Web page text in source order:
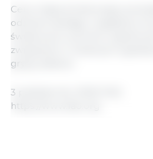
Ceny mięsa drobiowego
odzwierciedlając względną
światowych, pomimo
związanych z lokalnymi
grypy ptaków.
3 październik, 2025/ FAO.
https://www.fao.org